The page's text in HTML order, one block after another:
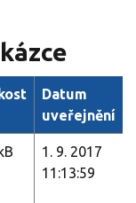
Datum
uveřejnění
1. 9. 2017
11:13:59